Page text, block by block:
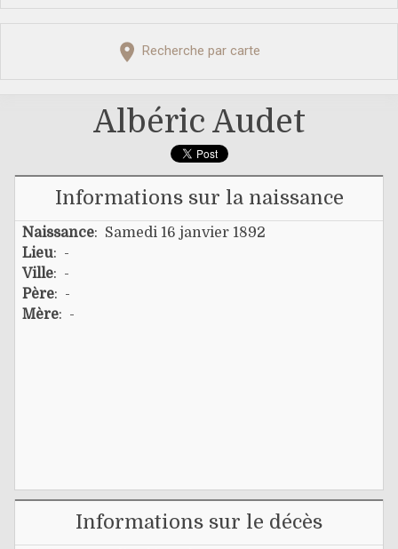
Recherche par carte
Albéric Audet
Informations sur la naissance
Naissance: Samedi 16 janvier 1892
Lieu: -
Ville: -
Père: -
Mère: -
Informations sur le décès